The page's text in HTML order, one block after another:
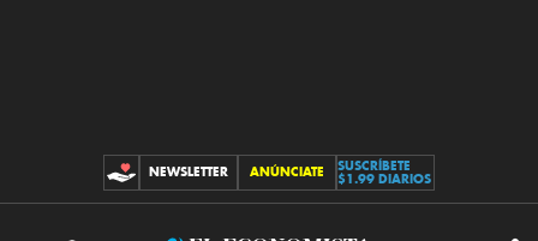
CONTRIBUCIONES
NEWSLETTER ANÚNCIATE
SUSCRÍBETE
$1.99 DIARIOS